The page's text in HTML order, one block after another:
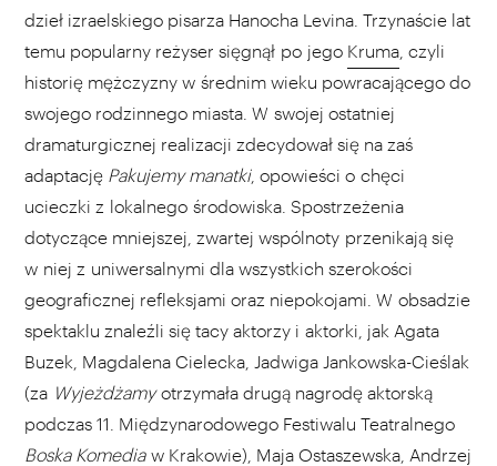
dzieł izraelskiego pisarza Hanocha Levina. Trzynaście lat
temu popularny reżyser sięgnął po jego Kruma , czyli
historię mężczyzny w średnim wieku powracającego do
swojego rodzinnego miasta. W swojej ostatniej
dramaturgicznej realizacji zdecydował się na zaś
adaptację Pakujemy manatki, opowieści o chęci
ucieczki z lokalnego środowiska. Spostrzeżenia
dotyczące mniejszej, zwartej wspólnoty przenikają się
w niej z uniwersalnymi dla wszystkich szerokości
geograficznej refleksjami oraz niepokojami. W obsadzie
spektaklu znaleźli się tacy aktorzy i aktorki, jak Agata
Buzek, Magdalena Cielecka, Jadwiga Jankowska-Cieślak
(za Wyjeżdżamyotrzymała drugą nagrodę aktorską
podczas 11. Międzynarodowego Festiwalu Teatralnego
Boska Komedia w Krakowie), Maja Ostaszewska, Andrzej